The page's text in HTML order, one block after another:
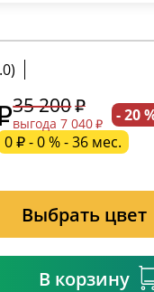
35 200
выгода 7 040 - 20
0 ₽ - 0 % - 36 мес.
Выбрать цвет
В корзину
поле